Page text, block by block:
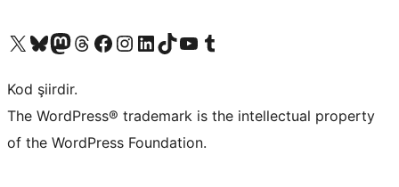
X (eski Twitter) hesabımıza bakın
Bluesky hesabımızı ziyaret edinMastodon hesabımızı ziyaret edinThreads hesabımızı ziyaret edinFacebook sayfamızı ziyaret edinInstagram hesabımızı ziyaret edinLinkedIn hesabımızı ziyaret edinTikTok hesabımızı ziyaret edinYouTube kanalımızı ziyaret edinTumblr hesabımızı ziyaret edin
Kod şiirdir.
The WordPress® trademark is the intellectual property
of the WordPress Foundation.